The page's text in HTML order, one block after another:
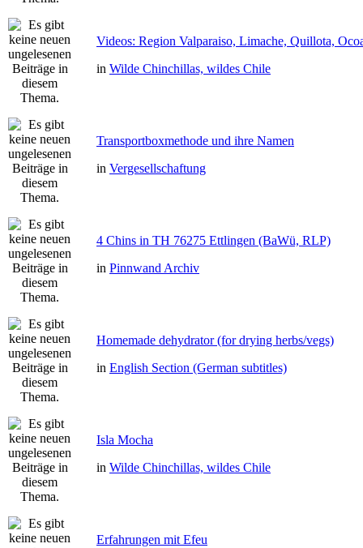
Videos: Region Valparaiso, Limache, Quillota,
in Wilde Chinchillas, wildes Chile
Transportboxmethode und ihre Namen
in Vergesellschaftung
4 Chins in TH 76275 Ettlingen (BaWü, RLP)
in Pinnwand Archiv
Homemade dehydrator (for drying herbs/vegs)
in English Section (German subtitles)
Isla Mocha
in Wilde Chinchillas, wildes Chile
Erfahrungen mit Efeu